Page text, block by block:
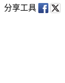
h
分享工具